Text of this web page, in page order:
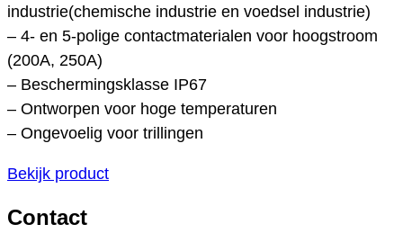
industrie(chemische industrie en voedsel industrie)
– 4- en 5-polige contactmaterialen voor hoogstroom
(200A, 250A)
– Beschermingsklasse IP67
– Ontworpen voor hoge temperaturen
– Ongevoelig voor trillingen
Bekijk product
Contact